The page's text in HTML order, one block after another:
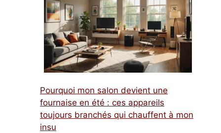
Pourquoi mon salon devient une
fournaise en été : ces appareils
toujours branchés qui chauffent à mon
insu